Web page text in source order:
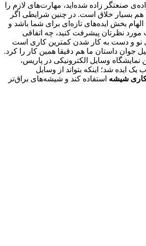
صنعتگر زاده شده‌اید، مهارت‌های لازم را
هم بسیار خلاق است. در چنین شرایطی اگر
الهام بخش ایده‌های تازه‌ای برای شما باشد و
نظرتان پیشرفت کنید، چه اتفاقی
نو و دست به کار شدن کمترین کاری است
جوان داستان ما هم دقیقا همین کار را کرد.
نمایشگاه وسایل الکترونیکی در پاریس،
ایده شد؛ اینکه بتواند از وسایل
شیشه استفاده کند و شیشه‌های براق‌تر